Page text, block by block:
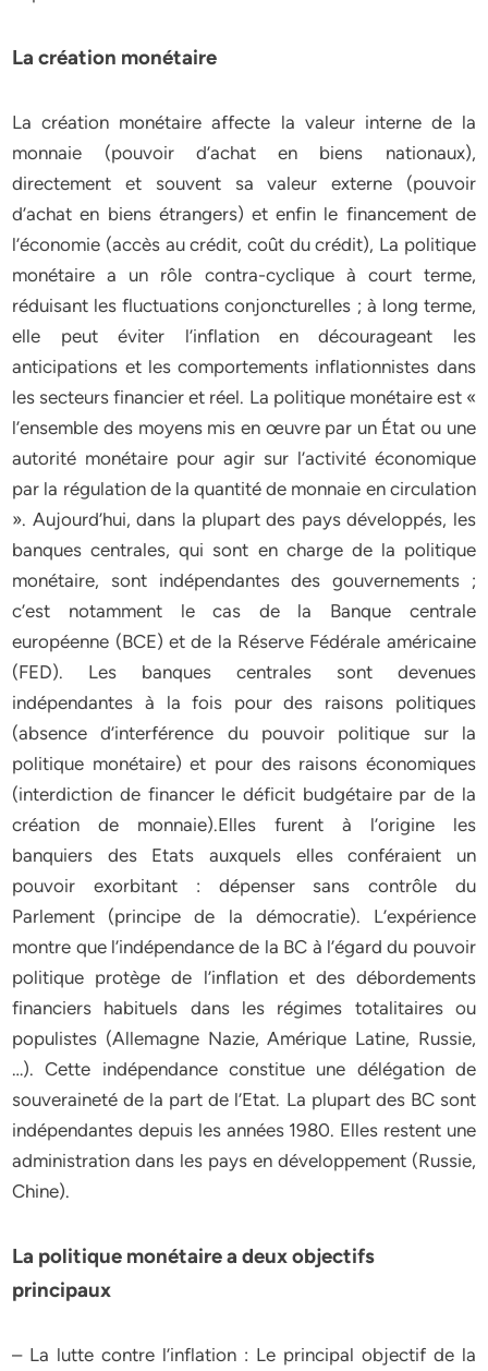
La création monétaire
La création monétaire affecte la valeur interne de la
monnaie (pouvoir d’achat en biens nationaux),
directement et souvent sa valeur externe (pouvoir
d’achat en biens étrangers) et enfin le financement de
l’économie (accès au crédit, coût du crédit), La politique
monétaire a un rôle contra-cyclique à court terme,
réduisant les fluctuations conjoncturelles ; à long terme,
elle peut éviter l’inflation en décourageant les
anticipations et les comportements inflationnistes dans
les secteurs financier et réel. La politique monétaire est «
l’ensemble des moyens mis en œuvre par un État ou une
autorité monétaire pour agir sur l’activité économique
par la régulation de la quantité de monnaie en circulation
». Aujourd’hui, dans la plupart des pays développés, les
banques centrales, qui sont en charge de la politique
monétaire, sont indépendantes des gouvernements ;
c’est notamment le cas de la Banque centrale
européenne (BCE) et de la Réserve Fédérale américaine
(FED). Les banques centrales sont devenues
indépendantes à la fois pour des raisons politiques
(absence d’interférence du pouvoir politique sur la
politique monétaire) et pour des raisons économiques
(interdiction de financer le déficit budgétaire par de la
création de monnaie).Elles furent à l’origine les
banquiers des Etats auxquels elles conféraient un
pouvoir exorbitant : dépenser sans contrôle du
Parlement (principe de la démocratie). L’expérience
montre que l’indépendance de la BC à l’égard du pouvoir
politique protège de l’inflation et des débordements
financiers habituels dans les régimes totalitaires ou
populistes (Allemagne Nazie, Amérique Latine, Russie,
…). Cette indépendance constitue une délégation de
souveraineté de la part de l’Etat. La plupart des BC sont
indépendantes depuis les années 1980. Elles restent une
administration dans les pays en développement (Russie,
Chine).
La politique monétaire a deux objectifs
principaux
– La lutte contre l’inflation : Le principal objectif de la